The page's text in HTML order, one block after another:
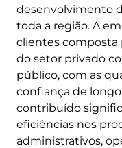
desenvolvimento
toda a região. A
clientes composta
do setor privado
público, com as
confiança de
contribuído
eficiências nos
administrativos,